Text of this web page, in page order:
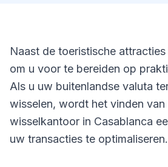
Naast de toeristische
om u voor te bereiden op
Als u uw buitenlandse valuta
wisselen, wordt het vinden van
wisselkantoor in Casablanca
uw transacties te optimaliseren.